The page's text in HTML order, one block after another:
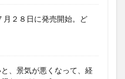
月２８日に発売開始。ど
、景気が悪くなって、経